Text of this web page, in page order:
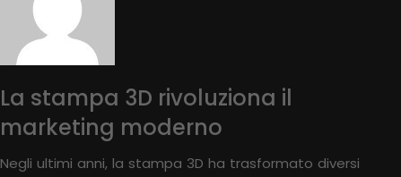
La stampa 3D rivoluziona il
marketing moderno
Negli ultimi anni, la stampa 3D ha trasformato diversi